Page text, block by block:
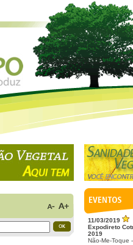
11/03/2019
Expodireto
2019
Não-Me-Toque